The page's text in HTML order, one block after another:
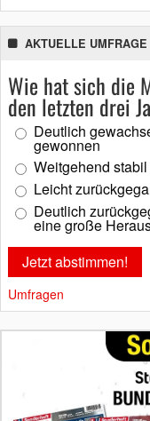
AKTUELLE UMFRAGE
Wie hat sich die
den letzten drei
Deutlich
gewonnen
Weitgehend
Leicht
Deutlich
eine große
Umfragen